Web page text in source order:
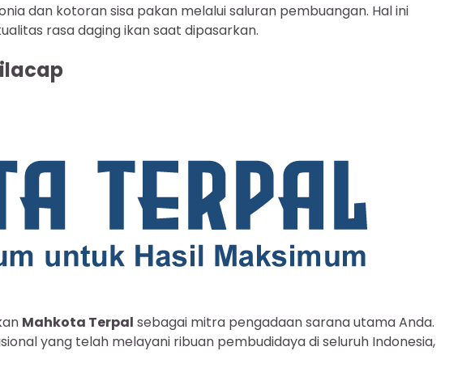
dan kotoran sisa pakan melalui saluran pembuangan. Hal ini
rasa daging ikan saat dipasarkan.
Mahkota Terpal sebagai mitra pengadaan sarana utama Anda.
yang telah melayani ribuan pembudidaya di seluruh Indonesia,